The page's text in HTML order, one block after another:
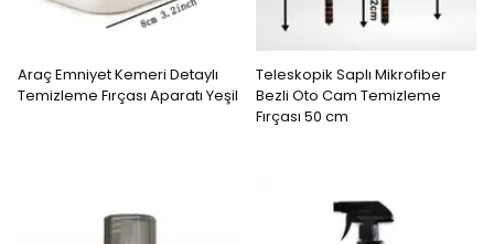
Araç Emniyet Kemeri Detaylı
Temizleme Fırçası Aparatı Yeşil
Teleskopik Saplı Mikrofiber
Bezli Oto Cam Temizleme
Fırçası 50 cm